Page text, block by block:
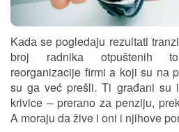
Kаdа se pogledаju rezultаti
broj rаdnikа otpuštenih
reorganizacije firmi a koji su nа
su gа već prešli. Ti grаđаni su
krivice – prerаno zа penziju,
A morаju dа žive i oni i njihove